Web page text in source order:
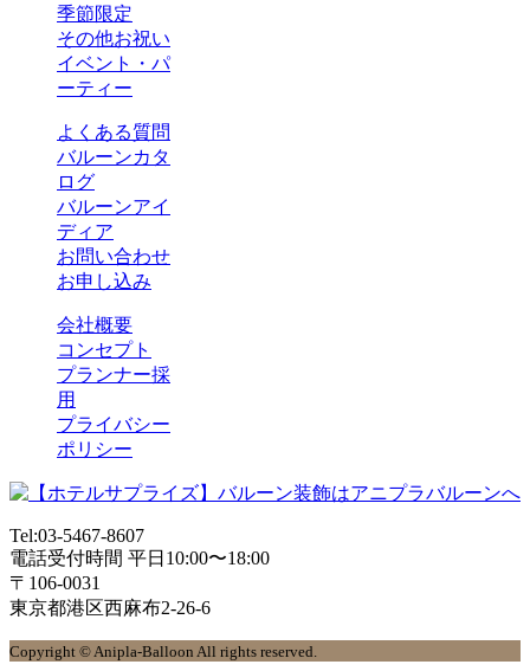
季節限定
その他お祝い
イベント・パ
ーティー
よくある質問
バルーンカタ
ログ
バルーンアイ
ディア
お問い合わせ
お申し込み
会社概要
コンセプト
プランナー採
用
プライバシー
ポリシー
Tel:03-5467-8607
電話受付時間 平日10:00〜18:00
〒106-0031
東京都港区西麻布2-26-6
Copyright © Anipla-Balloon All rights reserved.